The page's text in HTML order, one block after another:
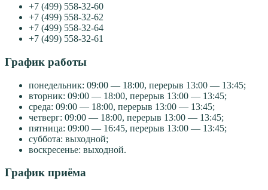
+7 (499) 558-32-60
+7 (499) 558-32-62
+7 (499) 558-32-64
+7 (499) 558-32-61
График работы
понедельник: 09:00 — 18:00, перерыв 13:00 — 13:45;
вторник: 09:00 — 18:00, перерыв 13:00 — 13:45;
среда: 09:00 — 18:00, перерыв 13:00 — 13:45;
четверг: 09:00 — 18:00, перерыв 13:00 — 13:45;
пятница: 09:00 — 16:45, перерыв 13:00 — 13:45;
суббота: выходной;
воскресенье: выходной.
График приёма